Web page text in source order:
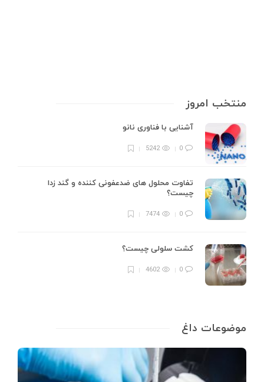
منتخب امروز
آشنایی با فناوری نانو
0
5242
تفاوت محلول های ضدعفونی کننده و گند زدا
چیست؟
0
7474
کشت سلولی چیست؟
0
4602
موضوعات داغ